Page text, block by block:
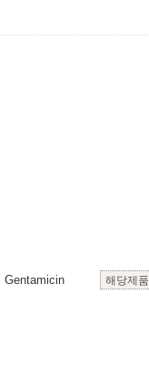
Gentamicin 해당제품